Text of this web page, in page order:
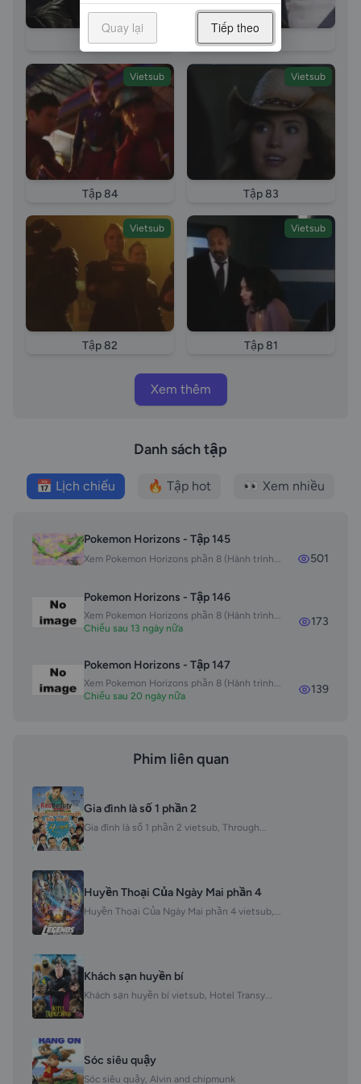
The Flash Season 4 tap 20 vietsub Therefore She Is Vi
the co ay la vietsub long tieng The Flash Season 4
episode 20 Therefore She Is long tieng Nguoi hung
tia chop phan 5 phan tap 20 long tieng Nguoi hung tia
chop phan 5 phan tap The Flash Season 4 tap 20
vietsub Therefore She Is Vi the co ay la vietsub long
tieng episode 20 The Flash episode 89 Nguoi Hung
Tia Chop episode 89
Tập 86 Tập 85
Vietsub
Tập 84
Vietsub
Tập 83
Vietsub
Tập 82
Vietsub
Tập 81
Xem thêm
Danh sách tập
📅 Lịch chiếu 🔥 Tập hot 👀 Xem nhiều
Pokemon Horizons - Tập 145
Xem Pokemon Horizons phần 8 (Hành trình... 501
Pokemon Horizons - Tập 146
Xem Pokemon Horizons phần 8 (Hành trình...
Chiếu sau 13 ngày nữa
173
Pokemon Horizons - Tập 147
Xem Pokemon Horizons phần 8 (Hành trình...
Chiếu sau 20 ngày nữa
139
Phim liên quan
Gia đình là số 1 phần 2
Gia đình là số 1 phần 2 vietsub, Through...
Huyền Thoại Của Ngày Mai phần 4
Huyền Thoại Của Ngày Mai phần 4 vietsub,...
Khách sạn huyền bí
Khách sạn huyền bí vietsub, Hotel Transy...
Sóc siêu quậy
Sóc siêu quậy, Alvin and chipmunk
Quay lại Tiếp theo